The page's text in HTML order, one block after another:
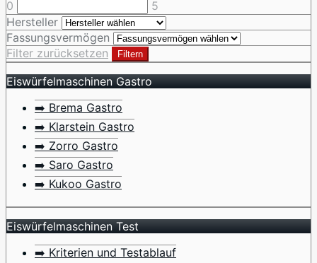
0
5
Hersteller
Fassungsvermögen
Filter zurücksetzen
Filtern
Eiswürfelmaschinen Gastro
➡️ Brema Gastro
➡️ Klarstein Gastro
➡️ Zorro Gastro
➡️ Saro Gastro
➡️ Kukoo Gastro
Eiswürfelmaschinen Test
➡️ Kriterien und Testablauf